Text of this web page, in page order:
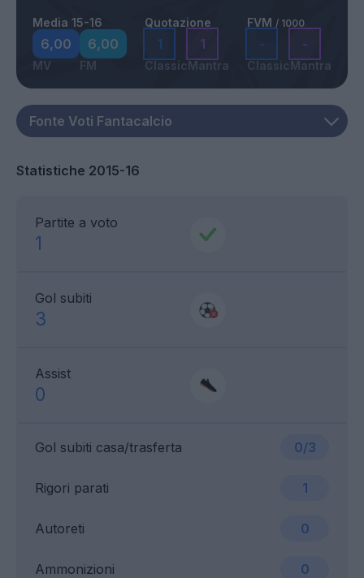
Media 15-16
6,00
MV
6,00
FM
Quotazione
1
Classic
1
Mantra
FVM / 1000
-
Classic
-
Mantra
Statistiche 2015-16
Partite a voto
1
Gol subiti
3
Assist
0
Gol subiti casa/trasferta 0/3
Ammonizioni 0
Rigori parati 1
Autoreti 0